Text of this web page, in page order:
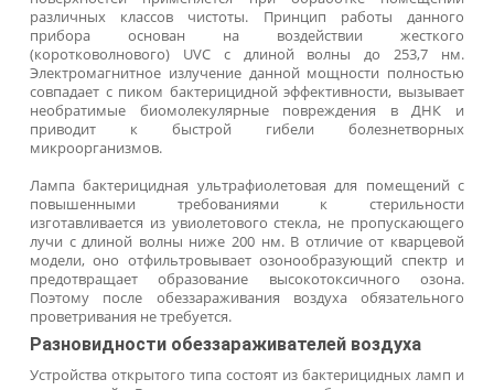
Облучатель бактерицидный
Непременным условием поддержания
микроклимата помещений является
обеззараживание воздуха. Для устранения
атмосфере болезнетворных бактерий
специальные устройства, генерирующие УФ-
Каждый ультрафиолетовый облучатель
определенными характеристиками. И, чтобы
необходимый уровень чистоты воздушной среды,
знать, на что обращать внимание при выборе.